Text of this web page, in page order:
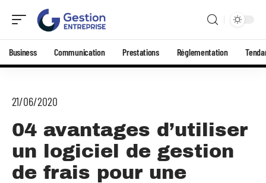
Business Communication Prestations Réglementation
21/06/2020
04 avantages d’utiliser
un logiciel de gestion
de frais pour une